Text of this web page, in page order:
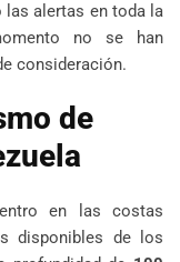
las alertas en toda la
no se han
consideración.
de
en las costas
disponibles de los